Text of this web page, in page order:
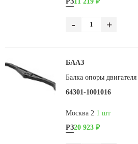
- +
БААЗ
Балка опоры
64301-1001016
Москва 2 1 шт
РЗ20 923 ₽